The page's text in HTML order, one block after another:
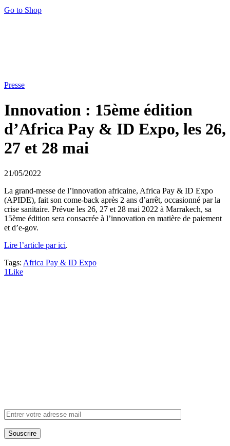
Go to Shop
Presse
Innovation : 15ème édition
d’Africa Pay & ID Expo, les 26,
27 et 28 mai
21/05/2022
La grand-messe de l’innovation africaine, Africa Pay & ID Expo
(APIDE), fait son come-back après 2 ans d’arrêt, occasionné par la
crise sanitaire. Prévue les 26, 27 et 28 mai 2022 à Marrakech, sa
15ème édition sera consacrée à l’innovation en matière de paiement
et d’e-gov.
Lire l’article par ici.
Tags: Africa Pay & ID Expo
1Like